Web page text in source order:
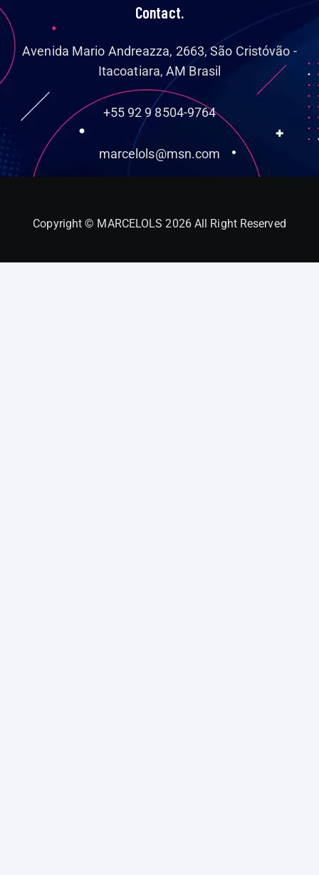
Contact.
Avenida Mario Andreazza, 2663, São Cristóvão -
Itacoatiara, AM Brasil
+55 92 9 8504-9764
marcelols@msn.com
Copyright © MARCELOLS 2026 All Right Reserved